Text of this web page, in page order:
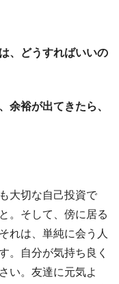
、どうすればいいの
余裕が出てきたら、
大切な自己投資で
。そして、傍に居る
れは、単純に会う人
。自分が気持ち良く
い。友達に元気よ